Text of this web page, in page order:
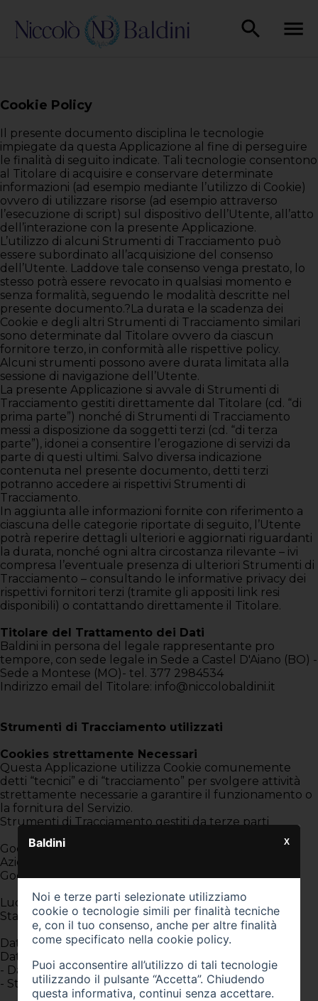
Cookie Policy
Il presente documento disciplina le tecnologie
impiegate da questa Applicazione al fine di perseguire
le finalità di seguito indicate. Tali tecnologie consentono
al Titolare di acquisire e conservare determinate
informazioni (ad esempio mediante l’utilizzo di Cookie)
ovvero di utilizzare risorse (ad esempio attraverso
l’esecuzione di script) sul dispositivo dell’Utente, all’atto
dell’interazione con la presente Applicazione.
L’utilizzo di alcuni Strumenti di Tracciamento può
essere subordinato all’acquisizione del consenso
dell’Utente. Laddove tale consenso venga prestato, lo
stesso potrà essere revocato in qualsiasi momento e
senza formalità, seguendo le modalità descritte nel
presente documento.?La durata e la scadenza dei
Cookie e degli altri Strumenti di Tracciamento similari
sono determinate dal Titolare ovvero da ciascun
fornitore terzo, in conformità alle rispettive policy.
Alcuni strumenti possono avere durata limitata alla
sessione di navigazione dell’Utente.
La presente Applicazione si avvale di Strumenti di
Tracciamento gestiti direttamente dal Titolare (cd. “di
prima parte”) nonché di Strumenti di Tracciamento
messi a disposizione da soggetti terzi (cd. “di terza
parte”), idonei a consentire l’erogazione di servizi da
parte di questi ultimi. Salvo diversa indicazione
contenuta nel presente documento, detti terzi
potranno accedere ai rispettivi Strumenti di
Tracciamento.
In aggiunta alle informazioni fornite con riferimento a
ciascuna delle categorie riportate di seguito, l’Utente
potrà reperire dettagli ulteriori e aggiornati riguardanti
la durata, nonché ogni altra circostanza rilevante – ivi
compresa l’eventuale presenza di ulteriori Strumenti di
Tracciamento – consultando le informative privacy dei
rispettivi fornitori terzi (tramite gli appositi link resi
disponibili) o contattando direttamente il Titolare.
Titolare del Trattamento dei Dati
Baldini in persona del legale rappresentante pro
tempore, con sede legale in Sede a Castel D'Aiano (BO) -
Sede a Montese (MO)- tel. 377 2984534
Indirizzo email del Titolare: info@niccolobaldini.it
Strumenti di Tracciamento utilizzati
Cookies strettamente Necessari
Questa Applicazione utilizza Cookie comunemente
detti “tecnici” e di “tracciamento” per svolgere attività
strettamente necessarie a garantire il funzionamento o
la fornitura del Servizio.
Strumenti di Tracciamento gestiti da terze parti
Google Tag Manager
Azienda:
Google LLC
Luogo trattamento:
Stati Uniti
Dati Personali trattati:
Dati di utilizzo
- Dati di utilizzo
- Strumenti di Tracciamento
Baldini
Noi e terze parti selezionate utilizziamo
cookie o tecnologie simili per finalità tecniche
e, con il tuo consenso, anche per altre finalità
come specificato nella cookie policy.
Puoi acconsentire all’utilizzo di tali tecnologie
utilizzando il pulsante “Accetta”. Chiudendo
questa informativa, continui senza accettare.
X